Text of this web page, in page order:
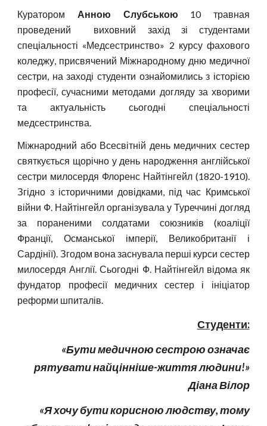
Куратором Анною Слубською 10 травная
проведений виховний захід зі студентами
спеціальності «Медсестринство» 2 курсу фахового
коледжу, присвячений Міжнародному дню медичної
сестри, на заході студенти ознайомились з історією
професії, сучасними методами догляду за хворими
та актуальність сьогодні спеціальності
медсестринства.
Міжнародний або Всесвітній день медичних сестер
святкується щорічно у день народження англійської
сестри милосердя Флоренс Найтінгейл (1820-1910).
Згідно з історичними довідками, під час Кримської
війни Ф. Найтінгейл організувала у Туреччині догляд
за пораненими солдатами союзників (коаліції
Франції, Османської імперії, Великобританії і
Сардінії). Згодом вона заснувала перші курси сестер
милосердя Англії. Сьогодні Ф. Найтінгейл відома як
фундатор професії медичних сестер і ініціатор
реформи шпиталів.
Студенти:
«Бути медичною сестрою означає
рятувати найцінніше-життя людини!»
Діана Вілор
«Я хочу бути корисною людству, тому